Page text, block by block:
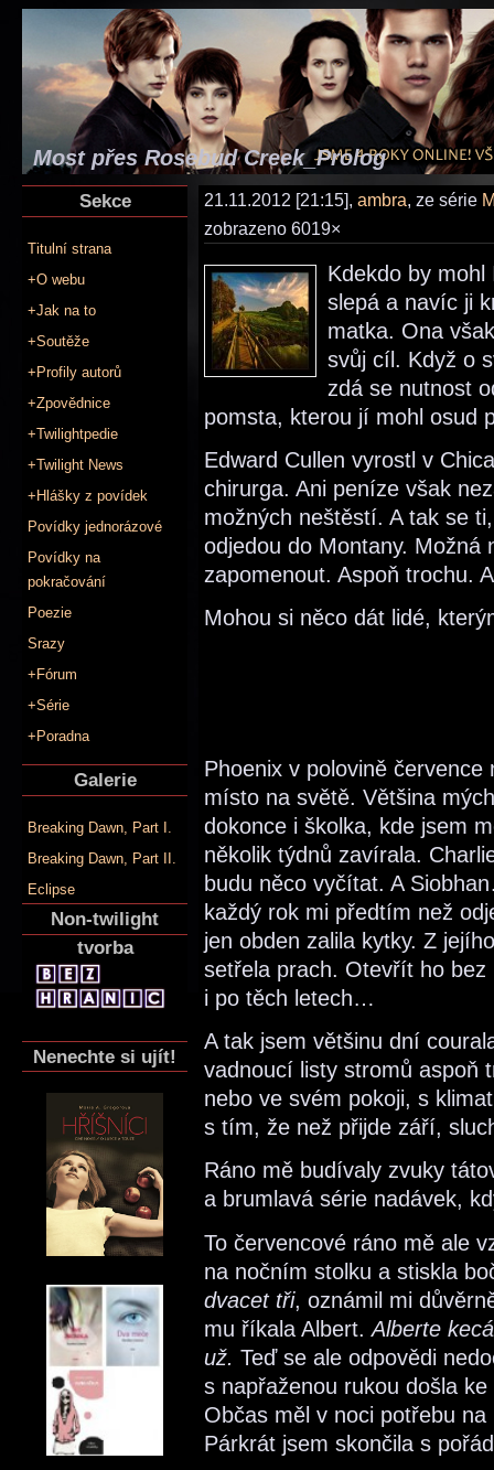
Most přes Rosebud Creek_Prolog
Sekce
Titulní strana
+O webu
+Jak na to
+Soutěže
+Profily autorů
+Zpovědnice
+Twilightpedie
+Twilight News
+Hlášky z povídek
Povídky jednorázové
Povídky na
pokračování
Poezie
Srazy
+Fórum
+Série
+Poradna
Galerie
Breaking Dawn, Part I.
Breaking Dawn, Part II.
Eclipse
Non-twilight
tvorba
Nenechte si ujít!
21.11.2012 [21:15], ambra, ze série
zobrazeno 6019×
Kdekdo by
slepá a navíc ji
matka. Ona
svůj cíl. Když o
zdá se nutnost
pomsta, kterou jí mohl osud
Edward Cullen vyrostl v
chirurga. Ani peníze však
možných neštěstí. A tak se
odjedou do Montany.
zapomenout. Aspoň trochu.
Mohou si něco dát lidé,
Phoenix v polovině
místo na světě. Většina
dokonce i školka, kde jsem
několik týdnů zavírala.
budu něco vyčítat. A
každý rok mi předtím než
jen obden zalila kytky. Z
setřela prach. Otevřít ho
i po těch letech…
A tak jsem většinu dní
vadnoucí listy stromů aspoň
nebo ve svém pokoji, s
s tím, že než přijde září,
Ráno mě budívaly zvuky
a brumlavá série nadávek,
To červencové ráno mě ale
na nočním stolku a stiskla
dvacet tři, oznámil mi
mu říkala Albert.Alberte
už. Teď se ale odpovědi
s napřaženou rukou došla
Občas měl v noci potřebu
Párkrát jsem skončila s